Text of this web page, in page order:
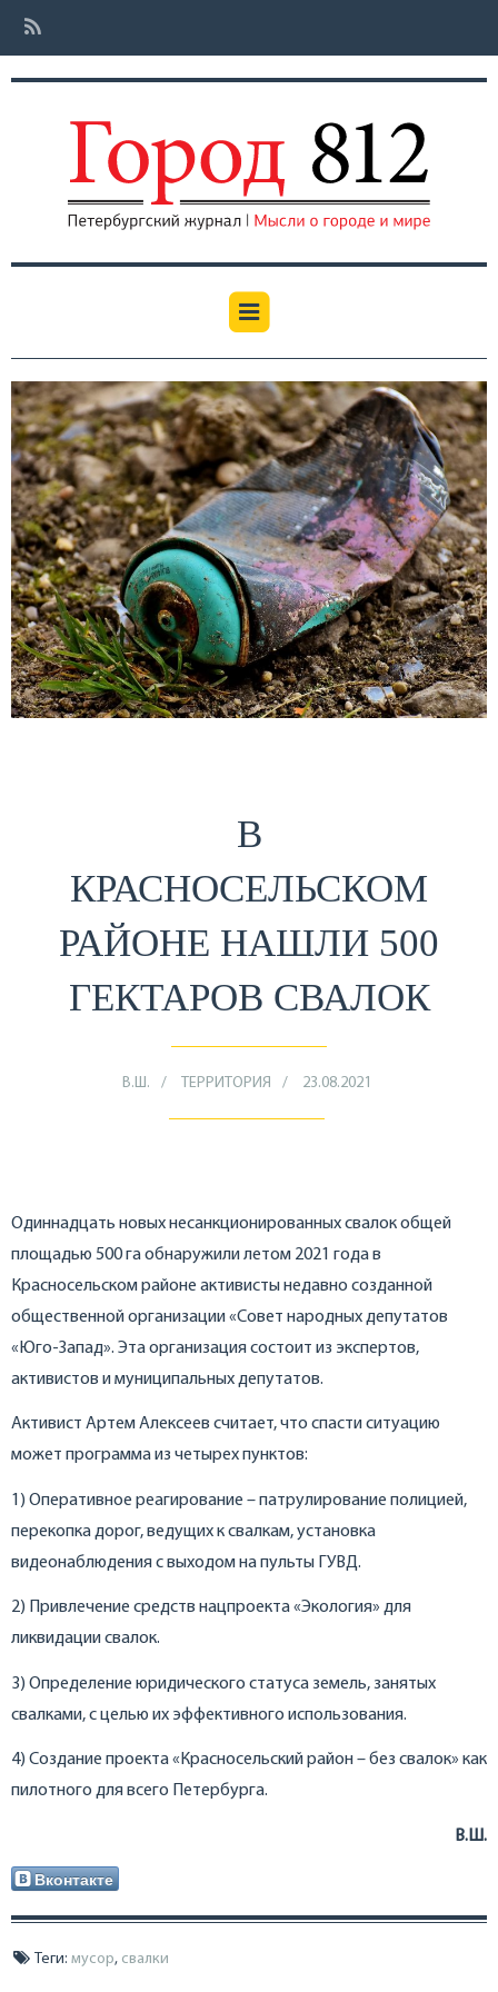
В
КРАСНОСЕЛЬСКОМ
РАЙОНЕ НАШЛИ 500
ГЕКТАРОВ СВАЛОК
В.Ш. ТЕРРИТОРИЯ 23.08.2021
Одиннадцать новых несанкционированных свалок общей
площадью 500 га обнаружили летом 2021 года в
Красносельском районе активисты недавно созданной
общественной организации «Совет народных депутатов
«Юго-Запад». Эта организация состоит из экспертов,
активистов и муниципальных депутатов.
Активист Артем Алексеев считает, что спасти ситуацию
может программа из четырех пунктов:
1) Оперативное реагирование – патрулирование полицией,
перекопка дорог, ведущих к свалкам, установка
видеонаблюдения с выходом на пульты ГУВД.
2) Привлечение средств нацпроекта «Экология» для
ликвидации свалок.
3) Определение юридического статуса земель, занятых
свалками, с целью их эффективного использования.
4) Создание проекта «Красносельский район – без свалок» как
пилотного для всего Петербурга.
В.Ш.
Вконтакте
Теги: мусор, свалки